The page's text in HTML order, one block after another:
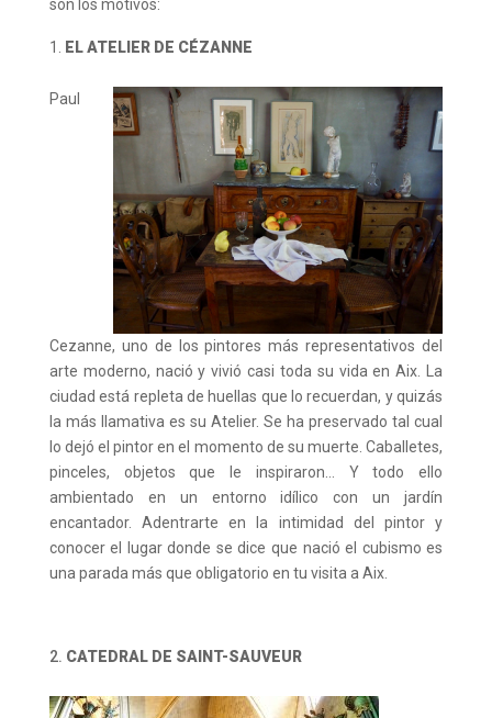
son los motivos:
EL ATELIER DE CÉZANNE
Paul
Cezanne, uno de los pintores más representativos del
arte moderno, nació y vivió casi toda su vida en Aix. La
ciudad está repleta de huellas que lo recuerdan, y quizás
la más llamativa es su Atelier. Se ha preservado tal cual
lo dejó el pintor en el momento de su muerte. Caballetes,
pinceles, objetos que le inspiraron… Y todo ello
ambientado en un entorno idílico con un jardín
encantador. Adentrarte en la intimidad del pintor y
conocer el lugar donde se dice que nació el cubismo es
una parada más que obligatorio en tu visita a Aix.
CATEDRAL DE SAINT-SAUVEUR